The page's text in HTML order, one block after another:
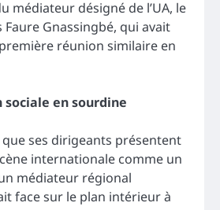
médiateur désigné de l’UA, le
Gnassingbé, qui avait
réunion similaire en
en sourdine
ses dirigeants présentent
internationale comme un
médiateur régional
face sur le plan intérieur à